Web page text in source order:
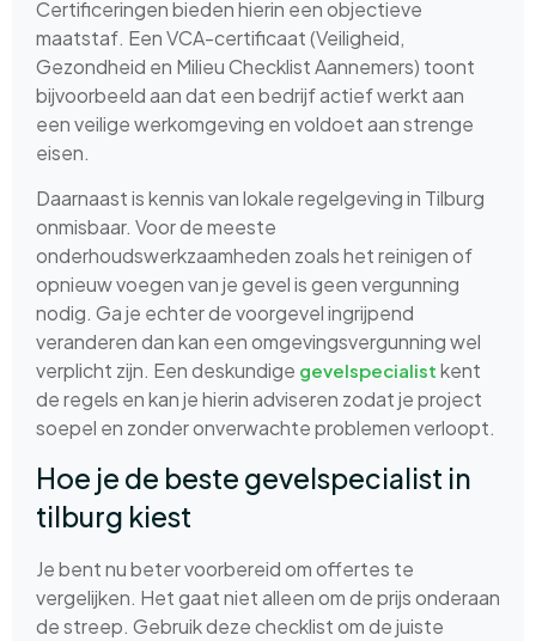
Certificeringen bieden hierin een objectieve
maatstaf. Een VCA-certificaat (Veiligheid,
Gezondheid en Milieu Checklist Aannemers) toont
bijvoorbeeld aan dat een bedrijf actief werkt aan
een veilige werkomgeving en voldoet aan strenge
eisen.
Daarnaast is kennis van lokale regelgeving in Tilburg
onmisbaar. Voor de meeste
onderhoudswerkzaamheden zoals het reinigen of
opnieuw voegen van je gevel is geen vergunning
nodig. Ga je echter de voorgevel ingrijpend
veranderen dan kan een omgevingsvergunning wel
verplicht zijn. Een deskundige gevelspecialist kent
de regels en kan je hierin adviseren zodat je project
soepel en zonder onverwachte problemen verloopt.
Hoe je de beste gevelspecialist in
tilburg kiest
Je bent nu beter voorbereid om offertes te
vergelijken. Het gaat niet alleen om de prijs onderaan
de streep. Gebruik deze checklist om de juiste